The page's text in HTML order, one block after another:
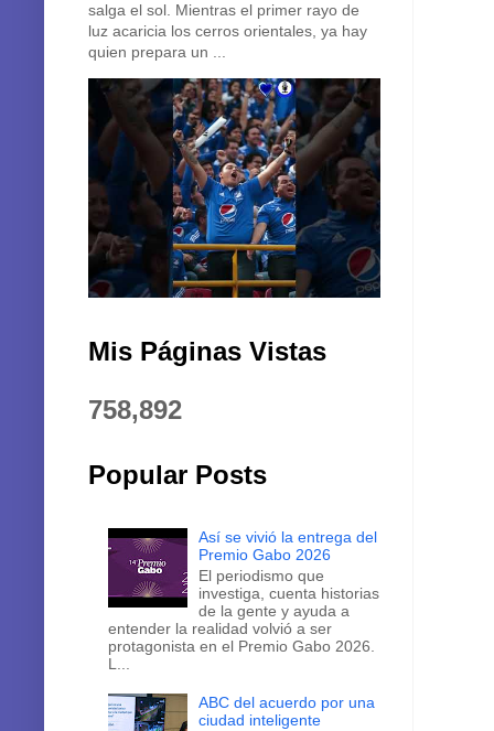
salga el sol. Mientras el primer rayo de
luz acaricia los cerros orientales, ya hay
quien prepara un ...
Mis Páginas Vistas
758,892
Popular Posts
Así se vivió la entrega del
Premio Gabo 2026
El periodismo que
investiga, cuenta historias
de la gente y ayuda a
entender la realidad volvió a ser
protagonista en el Premio Gabo 2026.
L...
ABC del acuerdo por una
ciudad inteligente